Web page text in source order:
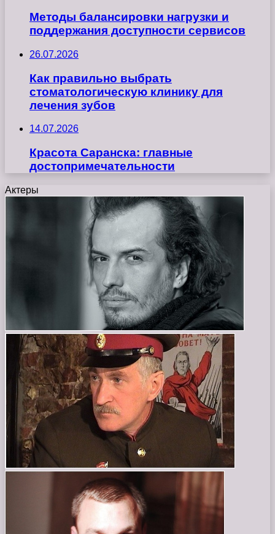
Методы балансировки нагрузки и
поддержания доступности сервисов
26.07.2026
Как правильно выбрать
стоматологическую клинику для
лечения зубов
14.07.2026
Красота Саранска: главные
достопримечательности
Актеры